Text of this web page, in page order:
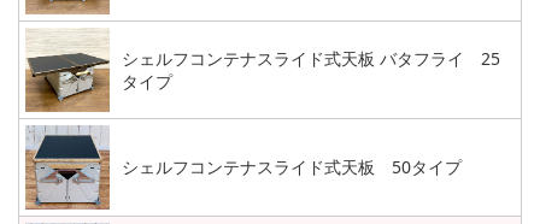
シェルフコンテナスライド式天板 バタフライ 25
タイプ
シェルフコンテナスライド式天板 50タイプ